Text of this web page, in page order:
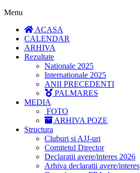
Menu
ACASA
CALENDAR
ARHIVA
Rezultate
Nationale 2025
Internationale 2025
ANII PRECEDENTI
PALMARES
MEDIA
FOTO
ARHIVA POZE
Structura
Cluburi si AJJ-uri
Comitetul Director
Declaratii avere/interes 2026
Arhiva declaratii avere/interes